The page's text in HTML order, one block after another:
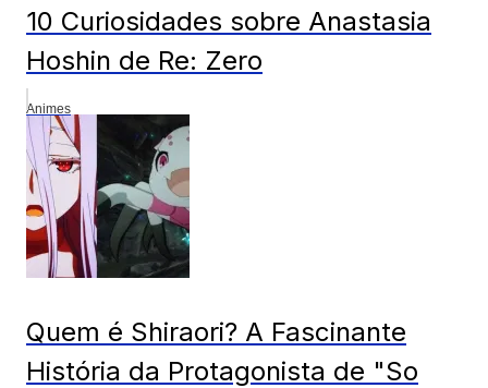
10 Curiosidades sobre Anastasia
Hoshin de Re: Zero
Animes
Quem é Shiraori? A Fascinante
História da Protagonista de "So